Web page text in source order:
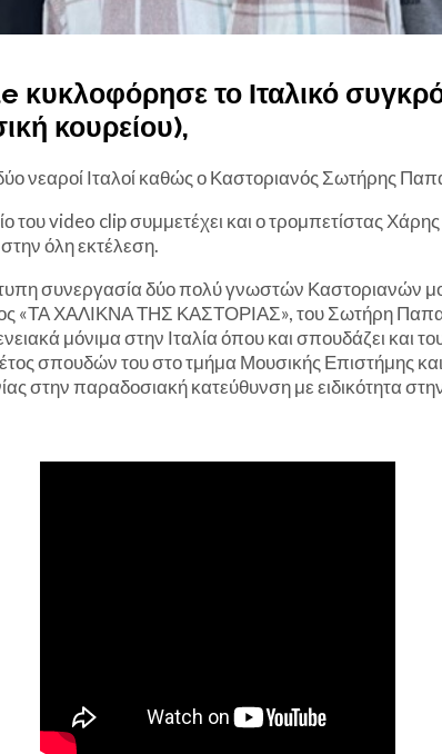
κυκλοφόρησε το Ιταλικό
κουρείου),
νεαροί Ιταλοί καθώς ο Καστοριανός Σωτήρης
του video clip συμμετέχει και ο τρομπετίστας
όλη εκτέλεση.
συνεργασία δύο πολύ γνωστών Καστοριανών
«ΤΑ ΧΑΛΙΚΝΑ ΤΗΣ ΚΑΣΤΟΡΙΑΣ», του Σωτήρη
μόνιμα στην Ιταλία όπου και σπουδάζει και
σπουδών του στο τμήμα Μουσικής Επιστήμης
στην παραδοσιακή κατεύθυνση με ειδικότητα